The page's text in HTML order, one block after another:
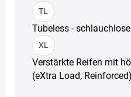
TL
Tubeless -
XL
Verstärkte Reifen mit
(eXtra Load, Reinforced)